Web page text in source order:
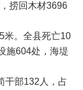
捞回木材3696
。全县死亡10
施604处，海堤
部132人，占